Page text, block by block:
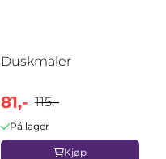
Duskmaler
81,- 115,-
På lager
Kjøp